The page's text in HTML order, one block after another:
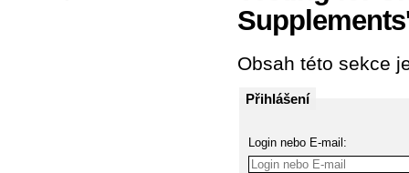
Obsah této sekce
Přihlášení
Login nebo E-mail: